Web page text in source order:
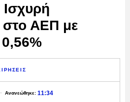
στο ΑΕΠ με
Ανανεώθηκε:11:34